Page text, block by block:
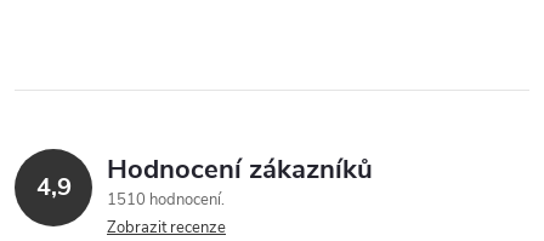
4,9 Hodnocení zákazníků
1510 hodnocení
Zobrazit recenze